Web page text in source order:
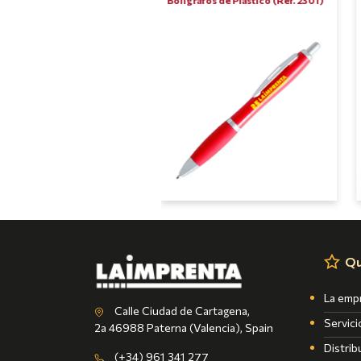
Calle Ciudad de Cartagena,
2a 46988 Paterna (Valencia), Spain
(+34) 961 341 277
La